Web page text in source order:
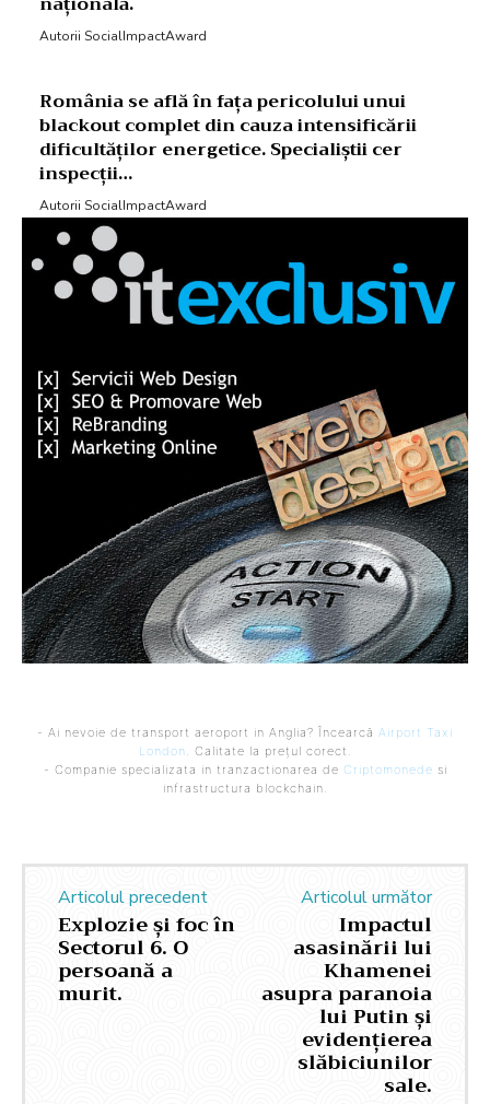
Autorii SocialImpactAward
România se află în fața pericolului unui
blackout complet din cauza intensificării
dificultăților energetice. Specialiștii cer
inspecții…
Autorii SocialImpactAward
- Ai nevoie de transport aeroport in Anglia? Încearcă Airport Taxi
London . Calitate la prețul corect.
- Companie specializata in tranzactionarea de Criptomonede si
infrastructura blockchain.
Articolul precedent
Explozie și foc în
Sectorul 6. O
persoană a
murit.
Articolul următor
Impactul
asasinării lui
Khamenei
asupra paranoia
lui Putin și
evidențierea
slăbiciunilor
sale.